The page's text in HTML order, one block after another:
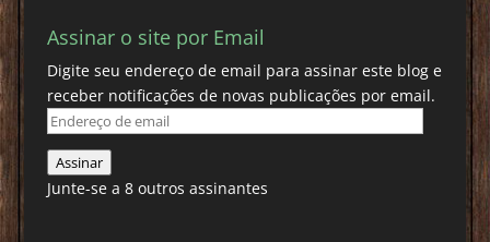
Assinar o site por Email
Digite seu endereço de email para assinar este blog e
receber notificações de novas publicações por email.
Endereço
de
email
Assinar
Junte-se a 8 outros assinantes